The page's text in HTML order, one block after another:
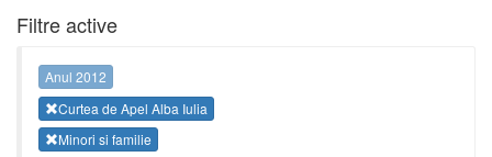
Filtre active
Anul 2012
Curtea de Apel Alba Iulia
Minori si familie